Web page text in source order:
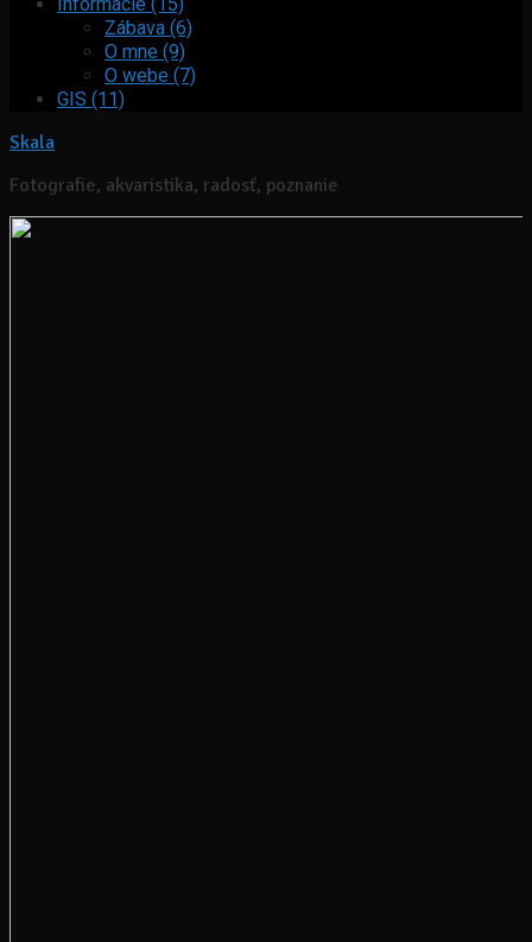
Zábava (6)
O mne (9)
O webe (7)
GIS (11)
Skala
Fotografie, akvaristika, radosť, poznanie